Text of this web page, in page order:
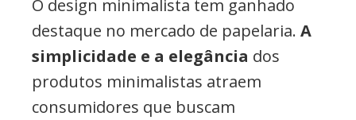
O design minimalista tem ganhado
destaque no mercado de papelaria. A
simplicidade e a elegância dos
produtos minimalistas atraem
consumidores que buscam